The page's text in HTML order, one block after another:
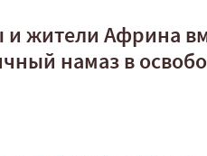
и жители Африна
намаз в